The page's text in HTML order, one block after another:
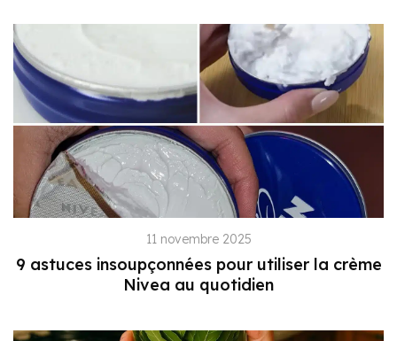
11 novembre 2025
9 astuces insoupçonnées pour utiliser la crème
Nivea au quotidien